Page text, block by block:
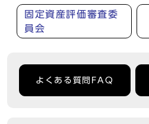
固定資産評価審査委
員会
よくある質問FAQ